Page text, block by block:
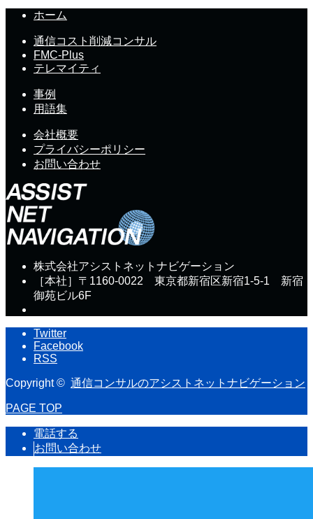
ホーム
通信コスト削減コンサル
FMC-Plus
テレマイティ
事例
用語集
会社概要
プライバシーポリシー
お問い合わせ
株式会社アシストネットナビゲーション
［本社］〒1160-0022 東京都新宿区新宿1-5-1 新宿
御苑ビル6F
Twitter
Facebook
RSS
Copyright © 通信コンサルのアシストネットナビゲーション
PAGE TOP
電話する
お問い合わせ